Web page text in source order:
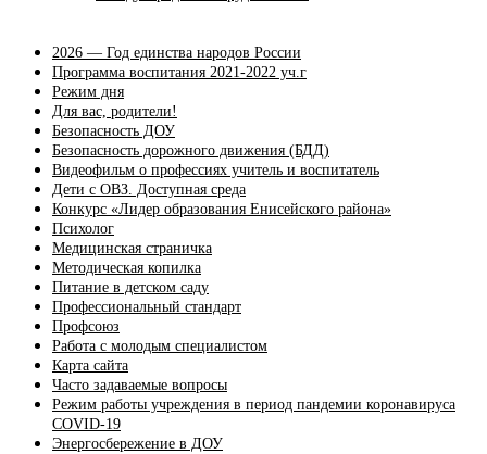
2026 — Год единства народов России
Программа воспитания 2021-2022 уч.г
Режим дня
Для вас, родители!
Безопасность ДОУ
Безопасность дорожного движения (БДД)
Видеофильм о профессиях учитель и воспитатель
Дети с ОВЗ. Доступная среда
Конкурс «Лидер образования Енисейского района»
Психолог
Медицинская страничка
Методическая копилка
Питание в детском саду
Профессиональный стандарт
Профсоюз
Работа с молодым специалистом
Карта сайта
Часто задаваемые вопросы
Режим работы учреждения в период пандемии коронавируса
COVID-19
Энергосбережение в ДОУ